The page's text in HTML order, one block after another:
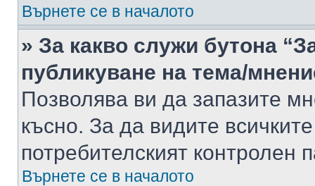
Върнете се в началото
» За какво служи бутона
публикуване на тема/
Позволява ви да запазите
късно. За да видите
потребителският контролен
Върнете се в началото